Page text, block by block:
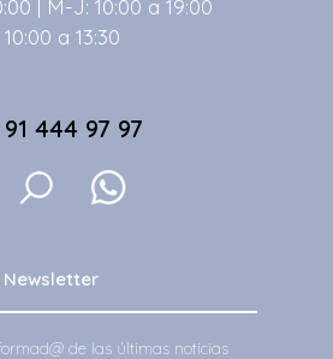
| M-J: 10:00 a 19:00
10:00 a 13:30
444 97 97
Newsletter
de las últimas noticias